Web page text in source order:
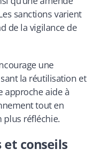
sanctions varient
de la vigilance de
une
la réutilisation et
approche aide à
tout en
plus réfléchie.
conseils